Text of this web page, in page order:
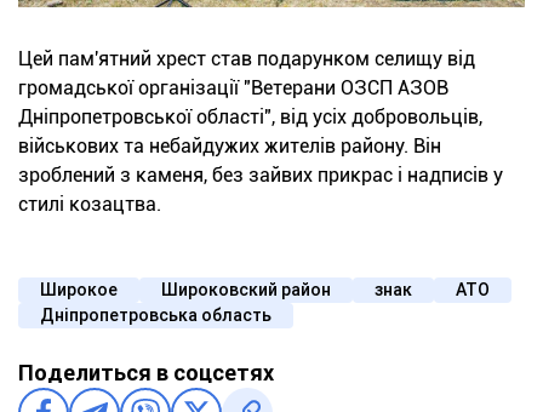
Цей пам'ятний хрест став подарунком селищу від
громадської організації "Ветерани ОЗСП АЗОВ
Дніпропетровської області", від усіх добровольців,
військових та небайдужих жителів району. Він
зроблений з каменя, без зайвих прикрас і надписів у
стилі козацтва.
Широкое Широковский район знак
АТО
Дніпропетровська область
Поделиться в соцсетях